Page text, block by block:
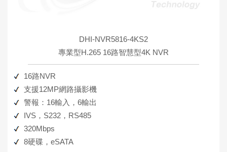
DHI-NVR5816-4KS2
專業型H.265 16路智慧型4K NVR
16路NVR
支援12MP網路攝影機
警報：16輸入，6輸出
IVS，S232，RS485
320Mbps
8硬碟，eSATA